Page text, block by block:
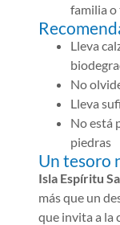
familia
Lleva
No
Lleva
No está
piedras
Un tesoro
Isla Espíritu
más que un
que invita a la